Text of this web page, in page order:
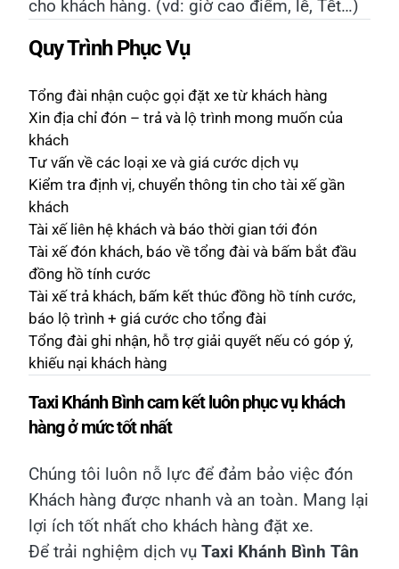
cho khách hàng. (vd: giờ cao điểm, lễ, Tết…)
Quy Trình Phục Vụ
Tổng đài nhận cuộc gọi đặt xe từ khách hàng
Xin địa chỉ đón – trả và lộ trình mong muốn của
khách
Tư vấn về các loại xe và giá cước dịch vụ
Kiểm tra định vị, chuyển thông tin cho tài xế gần
khách
Tài xế liên hệ khách và báo thời gian tới đón
Tài xế đón khách, báo về tổng đài và bấm bắt đầu
đồng hồ tính cước
Tài xế trả khách, bấm kết thúc đồng hồ tính cước,
báo lộ trình + giá cước cho tổng đài
Tổng đài ghi nhận, hỗ trợ giải quyết nếu có góp ý,
khiếu nại khách hàng
Taxi Khánh Bình cam kết luôn phục vụ khách
hàng ở mức tốt nhất
Chúng tôi luôn nỗ lực để đảm bảo việc đón
Khách hàng được nhanh và an toàn. Mang lại
lợi ích tốt nhất cho khách hàng đặt xe.
Để trải nghiệm dịch vụ Taxi Khánh Bình Tân